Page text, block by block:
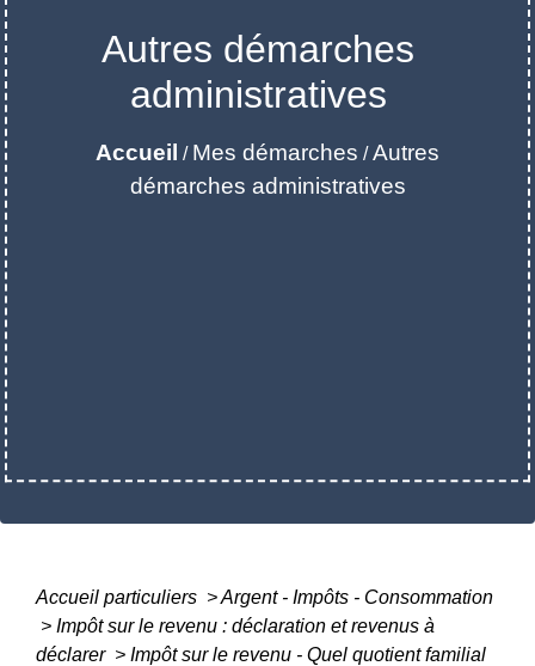
Autres démarches
administratives
Accueil / Mes démarches /Autres
démarches administratives
Accueil particuliers >Argent - Impôts - Consommation
> Impôt sur le revenu : déclaration et revenus à
déclarer > Impôt sur le revenu - Quel quotient familial